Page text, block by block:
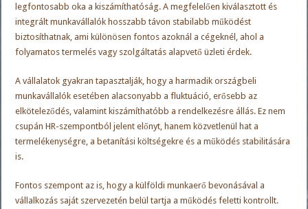
legfontosabb oka a kiszámíthatóság. A megfelelően kiválasztott és
integrált munkavállalók hosszabb távon stabilabb működést
biztosíthatnak, ami különösen fontos azoknál a cégeknél, ahol a
folyamatos termelés vagy szolgáltatás alapvető üzleti érdek.
A vállalatok gyakran tapasztalják, hogy a harmadik országbeli
munkavállalók esetében alacsonyabb a fluktuáció, erősebb az
elköteleződés, valamint kiszámíthatóbb a rendelkezésre állás. Ez nem
csupán HR-szempontból jelent előnyt, hanem közvetlenül hat a
termelékenységre, a betanítási költségekre és a működés stabilitására
is.
Fontos szempont az is, hogy a külföldi munkaerő bevonásával a
vállalkozás saját szervezetén belül tartja a működés feletti kontrollt.